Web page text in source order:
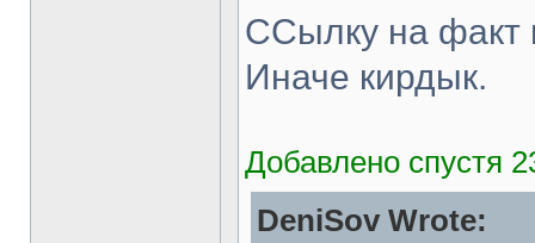
ССылку на факт
Иначе кирдык.
Добавлено спустя
DeniSov Wrote: